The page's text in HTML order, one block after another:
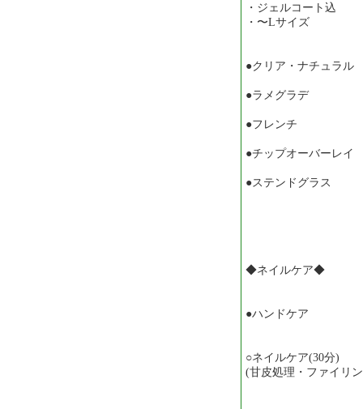
・ジェルコート込
・〜Lサイズ
●クリア・ナチ
●ラメグラデ
●フレンチ ￥
●チップオーバー
●ステンドグラス
◆ネイルケア◆
●ハンドケア
○ネイルケア(30分
(甘皮処理・ファイリ